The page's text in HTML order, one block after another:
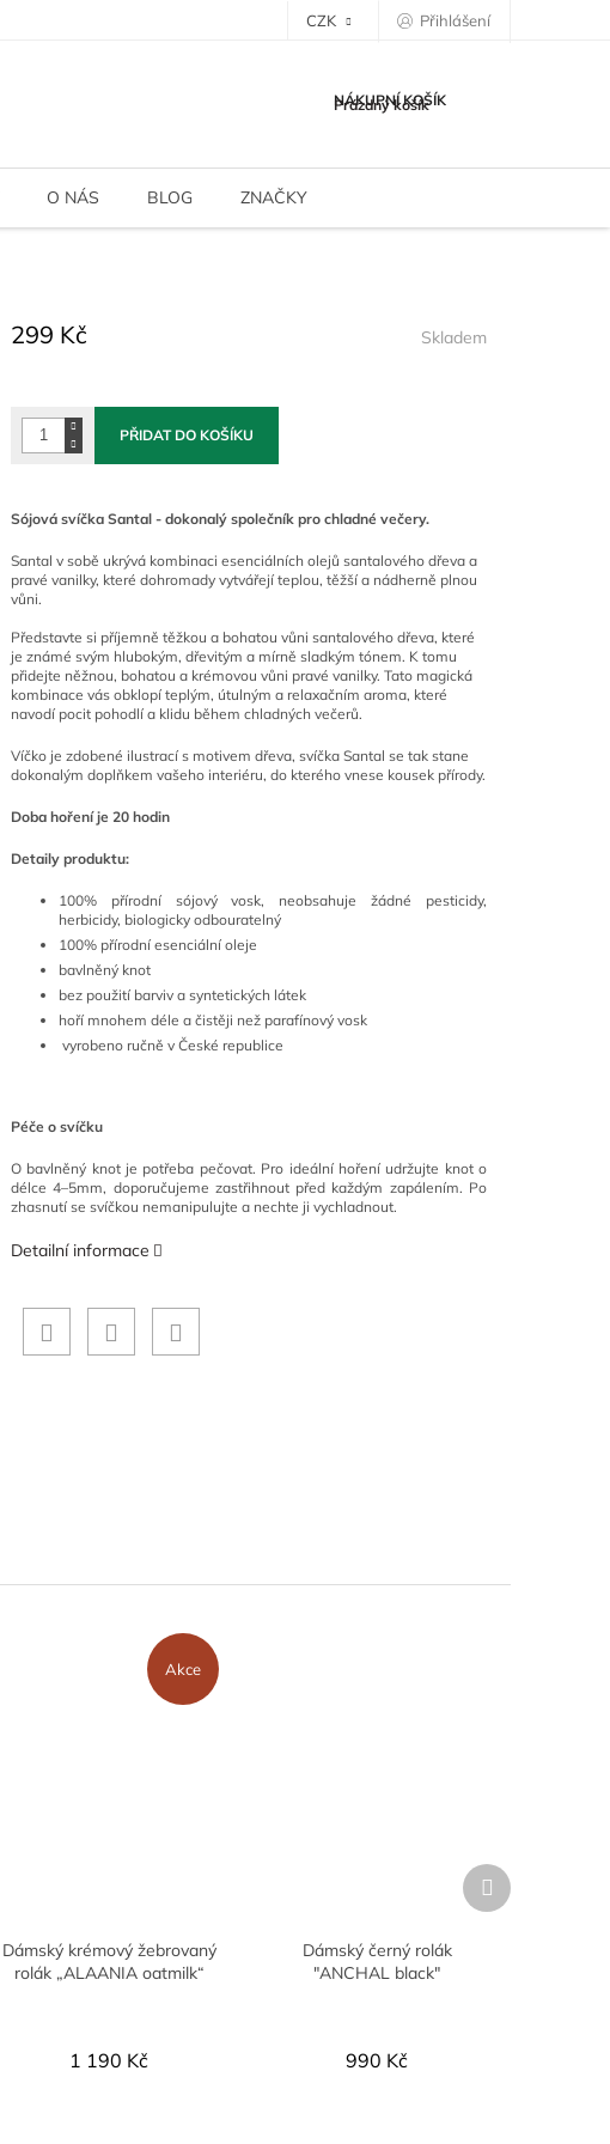
CZK Přihlášení
NÁKUPNÍ KOŠÍK
Prázdný košík
O NÁS BLOG ZNAČKY
299 Kč Skladem
PŘIDAT DO KOŠÍKU
Sójová svíčka Santal - dokonalý společník pro chladné večery.
Santal v sobě ukrývá kombinaci esenciálních olejů santalového dřeva a
pravé vanilky, které dohromady vytvářejí teplou, těžší a nádherně plnou
vůni.
Představte si příjemně těžkou a bohatou vůni santalového dřeva, které
je známé svým hlubokým, dřevitým a mírně sladkým tónem. K tomu
přidejte něžnou, bohatou a krémovou vůni pravé vanilky. Tato magická
kombinace vás obklopí teplým, útulným a relaxačním aroma, které
navodí pocit pohodlí a klidu během chladných večerů.
Víčko je zdobené ilustrací s motivem dřeva, svíčka Santal se tak stane
dokonalým doplňkem vašeho interiéru, do kterého vnese kousek přírody.
Doba hoření je 20 hodin
Detaily produktu:
100% přírodní sójový vosk, neobsahuje žádné pesticidy,
herbicidy, biologicky odbouratelný
100% přírodní esenciální oleje
bavlněný knot
bez použití barviv a syntetických látek
hoří mnohem déle a čistěji než parafínový vosk
vyrobeno ručně v České republice
Péče o svíčku
O bavlněný knot je potřeba pečovat. Pro ideální hoření udržujte knot o
délce 4–5mm, doporučujeme zastřihnout před každým zapálením. Po
zhasnutí se svíčkou nemanipulujte a nechte ji vychladnout.
Detailní informace
Akce
Dámský krémový žebrovaný
rolák „ALAANIA oatmilk“
1 190 Kč
Dámský černý rolák
"ANCHAL black"
990 Kč
Další
produkt